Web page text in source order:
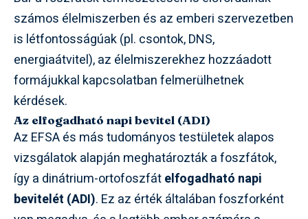
számos élelmiszerben és az emberi szervezetben
is létfontosságúak (pl. csontok, DNS,
energiaátvitel), az élelmiszerekhez hozzáadott
formájukkal kapcsolatban felmerülhetnek
kérdések.
Az elfogadható napi bevitel (ADI)
Az EFSA és más tudományos testületek alapos
vizsgálatok alapján meghatározták a foszfátok,
így a dinátrium-ortofoszfátelfogadható napi
bevitelét (ADI). Ez az érték általában foszforként